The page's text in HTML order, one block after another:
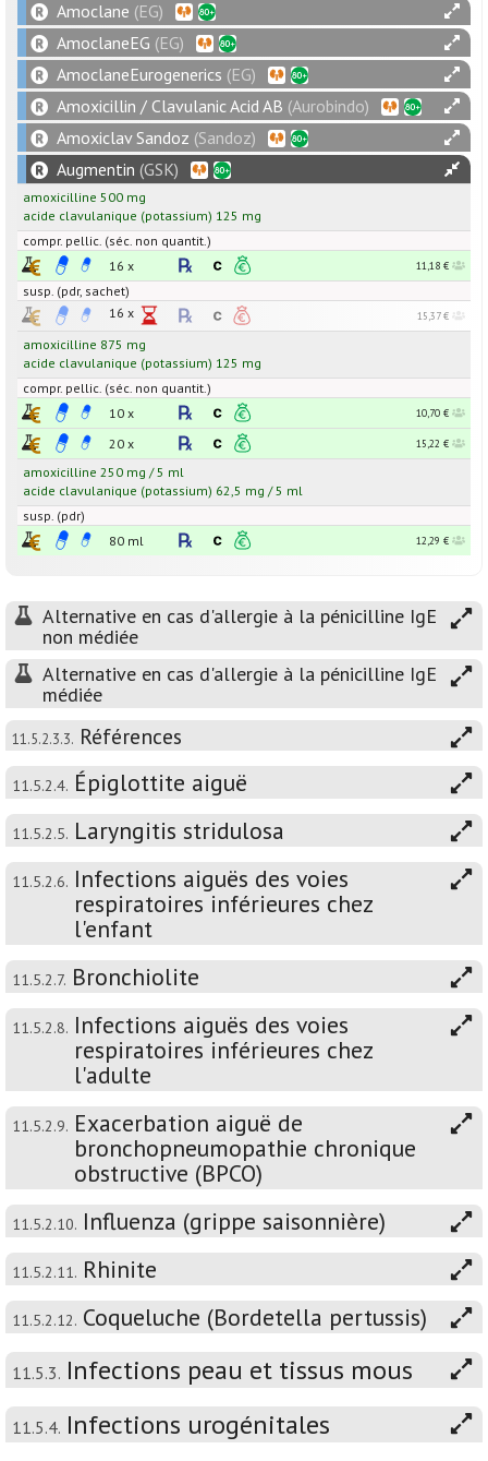
Amoclane (EG)
AmoclaneEG (EG)
AmoclaneEurogenerics (EG)
Amoxicillin / Clavulanic Acid AB (Aurobindo)
Amoxiclav Sandoz (Sandoz)
Augmentin (GSK)
amoxicilline 500 mg
acide clavulanique (potassium) 125 mg
compr. pellic. (séc. non quantit.)
16 x
11,18 €
susp. (pdr, sachet)
16 x
15,37 €
amoxicilline 875 mg
acide clavulanique (potassium) 125 mg
compr. pellic. (séc. non quantit.)
10 x
10,70 €
20 x 15,22 €
amoxicilline 250 mg / 5 ml
acide clavulanique (potassium) 62,5 mg / 5 ml
susp. (pdr)
80 ml
12,29 €
Alternative en cas d'allergie à la pénicilline IgE
non médiée
Alternative en cas d'allergie à la pénicilline IgE
médiée
11.5.2.3.3. Références
11.5.2.4. Épiglottite aiguë
11.5.2.5. Laryngitis stridulosa
11.5.2.6. Infections aiguës des voies
respiratoires inférieures chez
l'enfant
11.5.2.7. Bronchiolite
11.5.2.8. Infections aiguës des voies
respiratoires inférieures chez
l'adulte
11.5.2.9. Exacerbation aiguë de
bronchopneumopathie chronique
obstructive (BPCO)
11.5.2.10. Influenza (grippe saisonnière)
11.5.2.11. Rhinite
11.5.2.12. Coqueluche (Bordetella pertussis)
11.5.3. Infections peau et tissus mous
11.5.4. Infections urogénitales